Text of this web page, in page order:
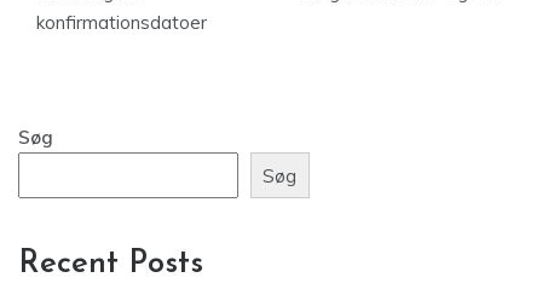
konfirmationsdatoer
Søg
Søg
Recent Posts